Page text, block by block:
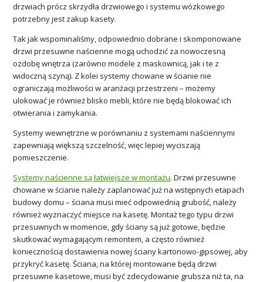
drzwiach prócz skrzydła drzwiowego i systemu wózkowego
potrzebny jest zakup kasety.
Tak jak wspominaliśmy, odpowiednio dobrane i skomponowane
drzwi przesuwne naścienne mogą uchodzić za nowoczesną
ozdobę wnętrza (zarówno modele z maskownicą, jak i te z
widoczną szyną). Z kolei systemy chowane w ścianie nie
ograniczają możliwości w aranżacji przestrzeni – możemy
ulokować je również blisko mebli, które nie będą blokować ich
otwierania i zamykania.
Systemy wewnętrzne w porównaniu z systemami naściennymi
zapewniają większą szczelność, więc lepiej wyciszają
pomieszczenie.
Systemy naścienne są łatwiejsze w montażu. Drzwi przesuwne
chowane w ścianie należy zaplanować już na wstępnych etapach
budowy domu – ściana musi mieć odpowiednią grubość, należy
również wyznaczyć miejsce na kasetę. Montaż tego typu drzwi
przesuwnych w momencie, gdy ściany są już gotowe, będzie
skutkować wymagającym remontem, a często również
koniecznością dostawienia nowej ściany kartonowo-gipsowej, aby
przykryć kasetę. Ściana, na której montowane będą drzwi
przesuwne kasetowe, musi być zdecydowanie grubsza niż ta, na